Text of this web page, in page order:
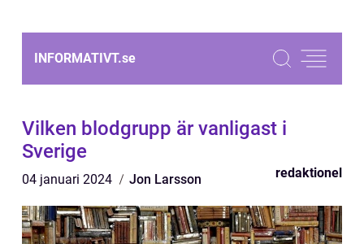
INFORMATIVT.se
Vilken blodgrupp är vanligast i
Sverige
04 januari 2024 Jon Larsson redaktionel